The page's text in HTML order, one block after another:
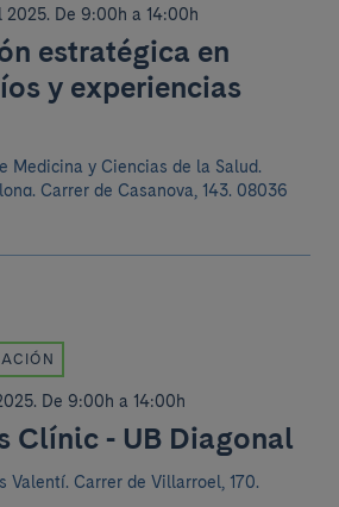
2025. De 9:00h a 14:00h
estratégica en
y experiencias
Medicina y Ciencias de la Salud.
Carrer de Casanova, 143. 08036
. De 9:00h a 14:00h
Clínic - UB Diagonal
Valentí. Carrer de Villarroel, 170.